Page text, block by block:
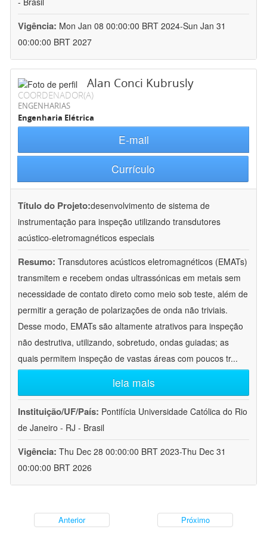
Vigência: Mon Jan 08 00:00:00 BRT 2024-Sun Jan 31
00:00:00 BRT 2027
Alan Conci Kubrusly
COORDENADOR(A)
ENGENHARIAS
Engenharia Elétrica
E-mail
Currículo
Título do Projeto:desenvolvimento de sistema de
instrumentação para inspeção utilizando transdutores
acústico-eletromagnéticos especiais
Resumo: Transdutores acústicos eletromagnéticos (EMATs)
transmitem e recebem ondas ultrassónicas em metais sem
necessidade de contato direto como meio sob teste, além de
permitir a geração de polarizações de onda não triviais.
Desse modo, EMATs são altamente atrativos para inspeção
não destrutiva, utilizando, sobretudo, ondas guiadas; as
quais permitem inspeção de vastas áreas com poucos tr...
leia mais
Instituição/UF/País: Pontifícia Universidade Católica do Rio
de Janeiro - RJ - Brasil
Vigência: Thu Dec 28 00:00:00 BRT 2023-Thu Dec 31
00:00:00 BRT 2026
Anterior Próximo